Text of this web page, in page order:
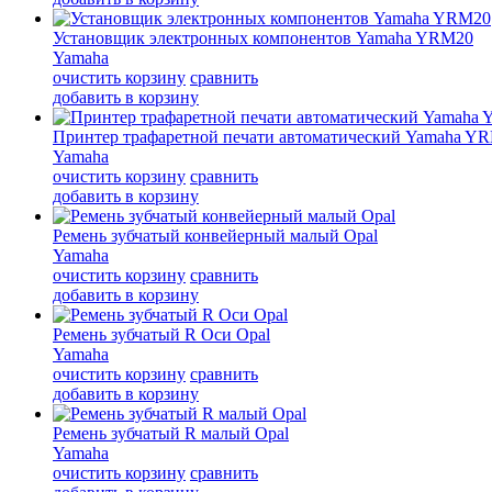
Установщик электронных компонентов Yamaha YRM20
Yamaha
очистить корзину сравнить
добавить в корзину
Принтер трафаретной печати автоматический Yamaha
Yamaha
очистить корзину сравнить
добавить в корзину
Ремень зубчатый конвейерный малый Opal
Yamaha
очистить корзину сравнить
добавить в корзину
Ремень зубчатый R Оси Opal
Yamaha
очистить корзину сравнить
добавить в корзину
Ремень зубчатый R малый Opal
Yamaha
очистить корзину сравнить